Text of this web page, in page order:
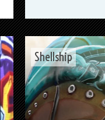
Shellship